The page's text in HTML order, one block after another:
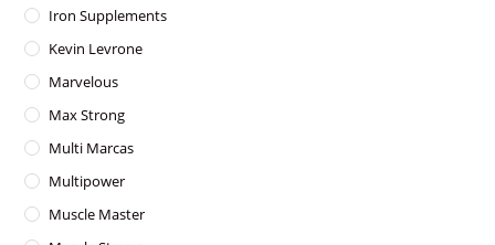
Iron Supplements
Kevin Levrone
Marvelous
Max Strong
Multi Marcas
Multipower
Muscle Master